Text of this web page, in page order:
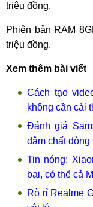
triệu đồng.
Phiên bản RAM
triệu đồng.
Xem thêm bài viết
Cách tạo
không cần cài
Đánh giá
đậm chất dòng
Tin nóng:
bại, có thể cả
Rò rỉ Realme